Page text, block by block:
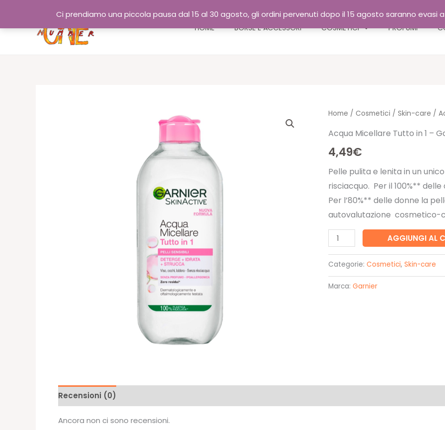
Ci prendiamo una piccola pausa dal 15 al 30 agosto, gli ordini pervenuti dopo il 15 agosto saranno evasi
contenuto
HOME BORSE E ACCESSORI COSMETICI PROFUMI
Home / Cosmetici / Skin-care /
Acqua Micellare Tutto in 1 –
4,49€
Pelle pulita e lenita in un
risciacquo. Per il 100%**
Per l’80%** delle donne la
autovalutazione cosmetico-
Acqua
Micellare
Tutto
in
1
AGGIUNGI AL
Categorie: Cosmetici, Skin-care
Marca: Garnier
Recensioni (0)
Ancora non ci sono recensioni.